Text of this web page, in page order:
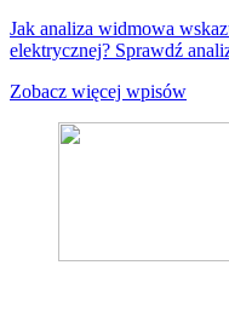
Jak analiza widmowa
elektrycznej? Sprawdź
Zobacz więcej wpisów